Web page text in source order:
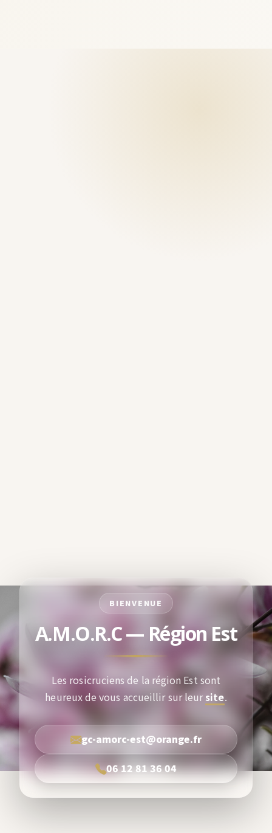
BIENVENUE
A.M.O.R.C — Région Est
Les rosicruciens de la région Est sont
heureux de vous accueillir sur leursite.
gc-amorc-est@orange.fr
06 12 81 36 04